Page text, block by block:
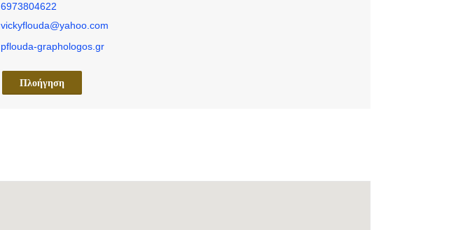
6973804622
vickyflouda@yahoo.com
pflouda-graphologos.gr
Πλοήγηση